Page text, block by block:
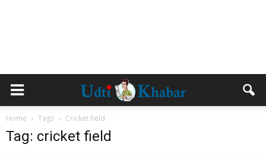
Home Tags Cricket field
Tag: cricket field